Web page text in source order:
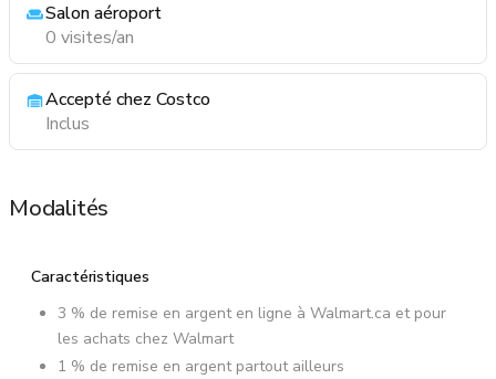
Salon aéroport
0 visites/an
Accepté chez Costco
Inclus
Modalités
Caractéristiques
3 % de remise en argent en ligne à Walmart.ca et pour
les achats chez Walmart
1 % de remise en argent partout ailleurs